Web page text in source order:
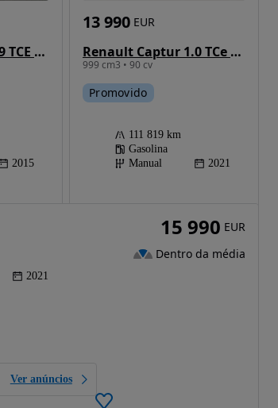
Renault Captur 0.9 TCE Exclusive
2015
Renault Captur 1.0 TCe Exclusive
999 cm3 • 90 cv
13 990 EUR
Promovido
111 819 km
Gasolina
Manual
2021
2021
Ver anúncios
15 990 EUR
Dentro da média